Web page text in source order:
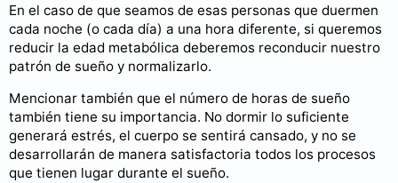
En el caso de que seamos de esas personas que duermen
cada noche (o cada día) a una hora diferente, si queremos
reducir la edad metabólica deberemos reconducir nuestro
patrón de sueño y normalizarlo.
Mencionar también que el número de horas de sueño
también tiene su importancia. No dormir lo suficiente
generará estrés, el cuerpo se sentirá cansado, y no se
desarrollarán de manera satisfactoria todos los procesos
que tienen lugar durante el sueño.